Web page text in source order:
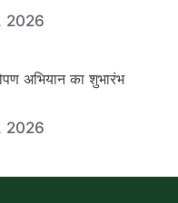
2026
अभियान का शुभारंभ
2026